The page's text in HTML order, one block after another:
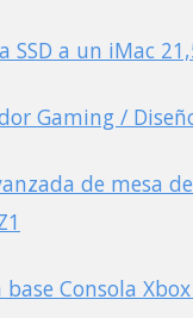
SSD a un iMac
Gaming /
de mesa
Consola